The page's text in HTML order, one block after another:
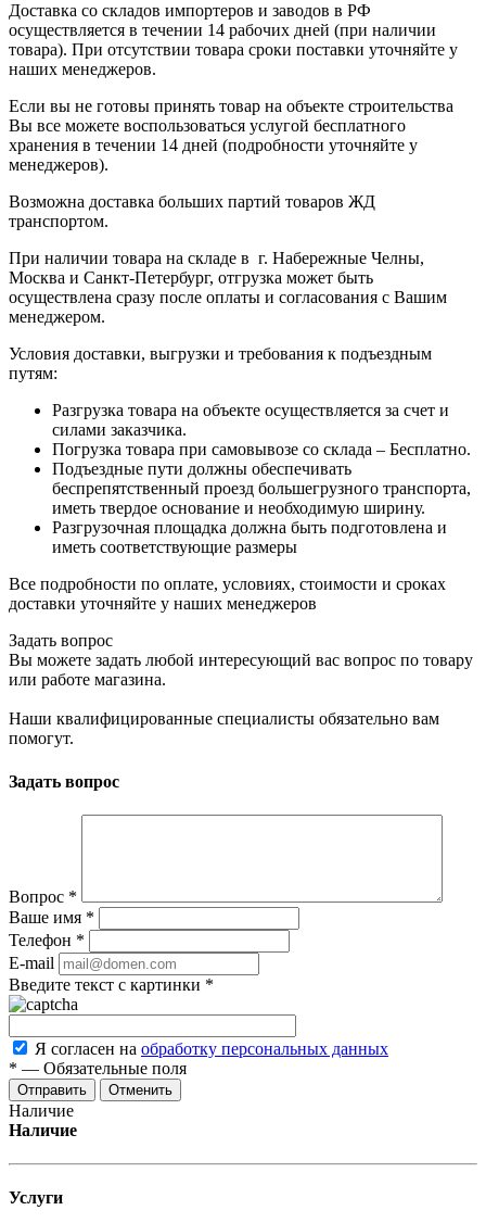
Доставка со складов импортеров и заводов в РФ
осуществляется в течении 14 рабочих дней (при наличии
товара). При отсутствии товара сроки поставки уточняйте у
наших менеджеров.
Если вы не готовы принять товар на объекте строительства
Вы все можете воспользоваться услугой бесплатного
хранения в течении 14 дней (подробности уточняйте у
менеджеров).
Возможна доставка больших партий товаров ЖД
транспортом.
При наличии товара на складе в г. Набережные Челны,
Москва и Санкт-Петербург, отгрузка может быть
осуществлена сразу после оплаты и согласования с Вашим
менеджером.
Условия доставки, выгрузки и требования к подъездным
путям:
Разгрузка товара на объекте осуществляется за счет и
силами заказчика.
Погрузка товара при самовывозе со склада – Бесплатно.
Подъездные пути должны обеспечивать
беспрепятственный проезд большегрузного транспорта,
иметь твердое основание и необходимую ширину.
Разгрузочная площадка должна быть подготовлена и
иметь соответствующие размеры
Все подробности по оплате, условиях, стоимости и сроках
доставки уточняйте у наших менеджеров
Задать вопрос
Вы можете задать любой интересующий вас вопрос по товару
или работе магазина.
Наши квалифицированные специалисты обязательно вам
помогут.
Задать вопрос
Вопрос *
Ваше имя *
Телефон *
E-mail
Введите текст с картинки *
Я согласен на обработку персональных данных
* — Обязательные поля
Отменить
Наличие
Наличие
Услуги